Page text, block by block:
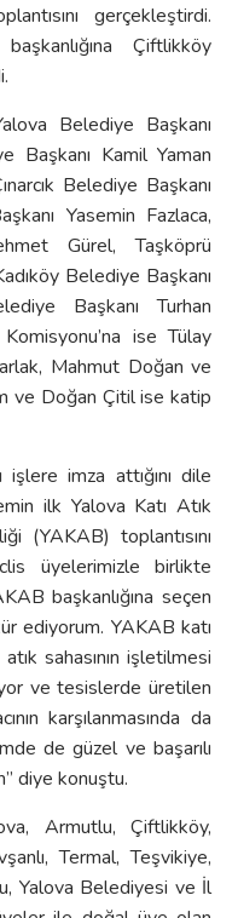
gerçekleştirdi.
Çiftlikköy
Belediye Başkanı
Başkanı Kamil Yaman
Belediye Başkanı
Yasemin Fazlaca,
Gürel, Taşköprü
Belediye Başkanı
Başkanı Turhan
ise Tülay
Mahmut Doğan ve
ve Doğan Çitil ise katip
işlere imza attığını dile
ilk Yalova Katı Atık
(YAKAB) toplantısını
üyelerimizle birlikte
başkanlığına seçen
ediyorum. YAKAB katı
sahasının işletilmesi
ve tesislerde üretilen
karşılanmasında da
de güzel ve başarılı
diye konuştu.
Armutlu, Çiftlikköy,
Termal, Teşvikiye,
Yalova Belediyesi ve İl